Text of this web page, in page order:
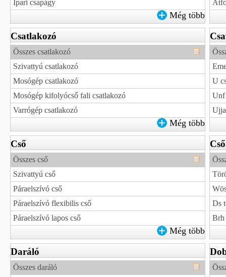
Ipari csapágy
Még több
Csatlakozó
Összes csatlakozó
Szivattyú csatlakozó
Mosógép csatlakozó
Mosógép kifolyócső fali csatlakozó
Varrógép csatlakozó
Még több
U
Unf
Cső
Összes cső
Szivattyú cső
Páraelszívó cső
Páraelszívó flexibilis cső
Páraelszívó lapos cső
Még több
Ds
Brh
Daráló
Összes daráló